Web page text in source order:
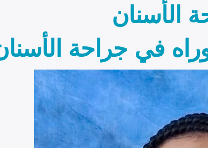
الأسنان
في جراحة